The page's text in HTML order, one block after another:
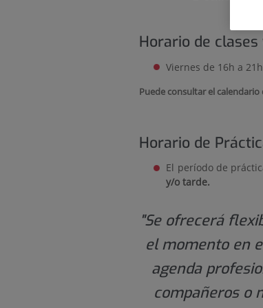
Horario de
Viernes de 16h a
Puede consultar el
Horario de
El período de
y/o tarde.
"Se ofrecerá
el momento en
agenda
compañeros o